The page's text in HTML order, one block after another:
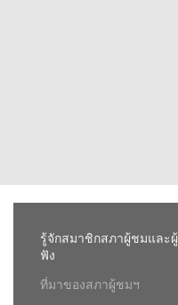
รู้จักสมาชิกสภาผู้ชมและผู้
ฟัง
ที่มาของสภาผู้ชมฯ